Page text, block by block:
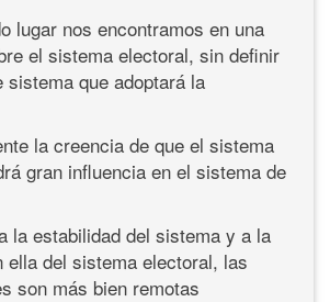
lugar nos encontramos en una
el sistema electoral, sin definir
sistema que adoptará la
la creencia de que el sistema
gran influencia en el sistema de
la estabilidad del sistema y a la
ella del sistema electoral, las
son más bien remotas